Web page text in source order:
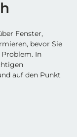
Fenster,
bevor Sie
In
auf den Punkt